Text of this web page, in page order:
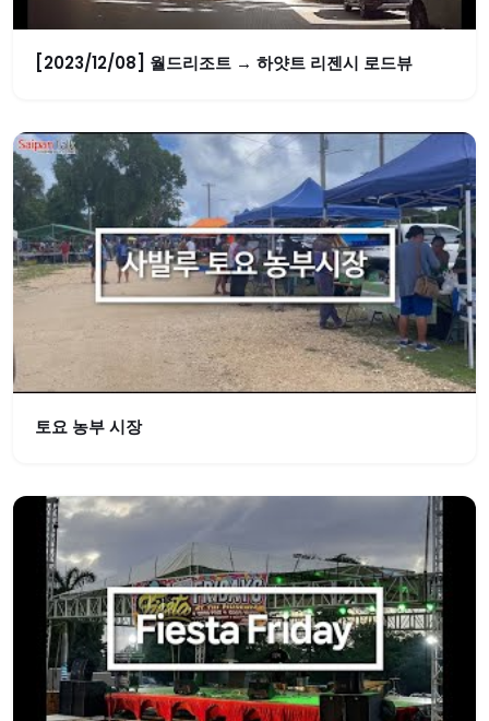
[2023/12/08] 월드리조트 → 하얏트 리젠시 로드뷰
토요 농부 시장